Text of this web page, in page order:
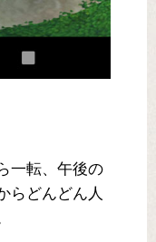
一転、午後の
らどんどん人